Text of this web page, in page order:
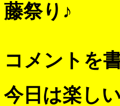
藤祭り♪
コメントを
今日は楽し